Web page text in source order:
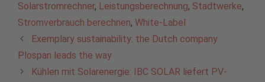
Solarstromrechner, Leistungsberechnung, Stadtwerke,
Stromverbrauch berechnen, White-Label
Exemplary sustainability: the Dutch company
Plospan leads the way
Kühlen mit Solarenergie: IBC SOLAR liefert PV-